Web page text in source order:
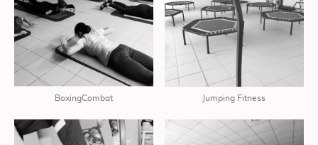
BoxingCombat Jumping Fitness